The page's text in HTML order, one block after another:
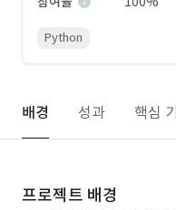
Python
배경 성과 핵심
프로젝트 배경